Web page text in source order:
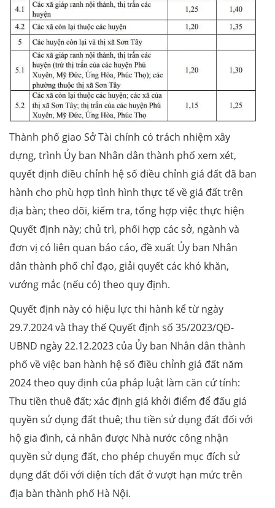
Thành phố giao Sở Tài chính có trách nhiệm xây
dựng, trình Ủy ban Nhân dân thành phố xem xét,
quyết định điều chỉnh hệ số điều chỉnh giá đất đã ban
hành cho phù hợp tình hình thực tế về giá đất trên
địa bàn; theo dõi, kiểm tra, tổng hợp việc thực hiện
Quyết định này; chủ trì, phối hợp các sở, ngành và
đơn vị có liên quan báo cáo, đề xuất Ủy ban Nhân
dân thành phố chỉ đạo, giải quyết các khó khăn,
vướng mắc (nếu có) theo quy định.
Quyết định này có hiệu lực thi hành kể từ ngày
29.7.2024 và thay thế Quyết định số 35/2023/QĐ-
UBND ngày 22.12.2023 của Ủy ban Nhân dân thành
phố về việc ban hành hệ số điều chỉnh giá đất năm
2024 theo quy định của pháp luật làm căn cứ tính:
Thu tiền thuê đất; xác định giá khởi điểm để đấu giá
quyền sử dụng đất thuê; thu tiền sử dụng đất đối với
hộ gia đình, cá nhân được Nhà nước công nhận
quyền sử dụng đất, cho phép chuyển mục đích sử
dụng đất đối với diện tích đất ở vượt hạn mức trên
địa bàn thành phố Hà Nội.